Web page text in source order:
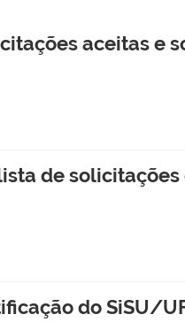
aceitas e
de
do SiSU/